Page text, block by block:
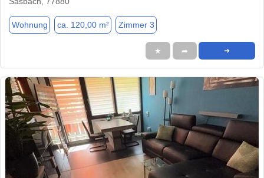
Wohnung ca. 120,00 m² Zimmer 3
★ ➦ ➜